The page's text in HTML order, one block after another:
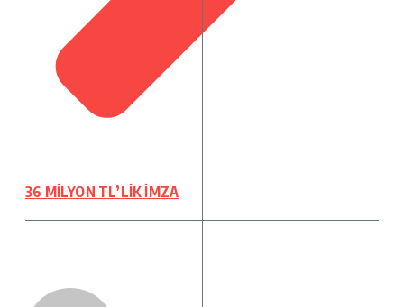
36 MİLYON TL’LİK İMZA